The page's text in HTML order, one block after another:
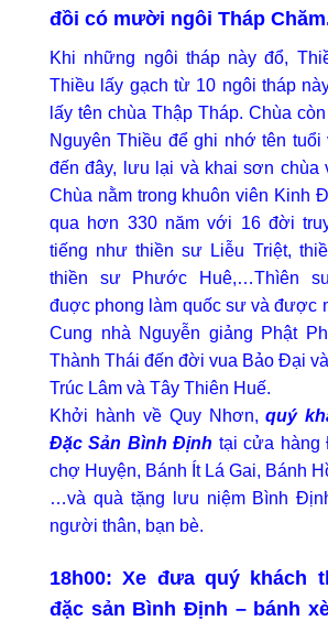
đồi có mười ngôi Tháp
Khi những ngôi tháp này đổ,
Thiều lấy gạch từ 10 ngôi tháp
lấy tên chùa Thập Tháp. Chùa
Nguyên Thiều để ghi nhớ tên
đến đây, lưu lại và khai sơn chùa
Chùa nằm trong khuôn viên Kinh
qua hơn 330 năm với 16 đời
tiếng như thiền sư Liễu Triệt,
thiền sư Phước Huê,…Thìên
đuợc phong làm quốc sư và được
Cung nhà Nguyễn giảng Phật
Thành Thái đến đời vua Bảo Đại
Trúc Lâm và Tây Thiên Huế.
Khởi hành về Quy Nhơn,quý
Đặc Sản Bình Định tại cửa hàng
chợ Huyện, Bánh Ít Lá Gai, Bánh
…và quà tặng lưu niệm Bình
người thân, bạn bè.
18h00: Xe đưa quý khách
đặc sản Bình Định – bánh